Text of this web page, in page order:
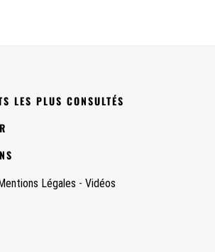
LES PLUS CONSULTÉS
Mentions Légales - Vidéos